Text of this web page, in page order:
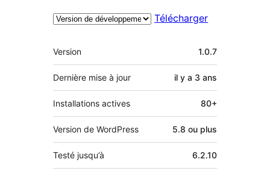
Télécharger
Méta
Version 1.0.7
Dernière mise à jour il y a 3 ans
Installations actives 80+
Version de WordPress 5.8 ou plus
Testé jusqu’à 6.2.10